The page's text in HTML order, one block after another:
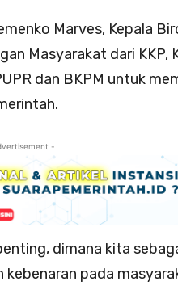
Marves, Kepala
Masyarakat dari KKP,
dan BKPM untuk
-
dimana kita
pada